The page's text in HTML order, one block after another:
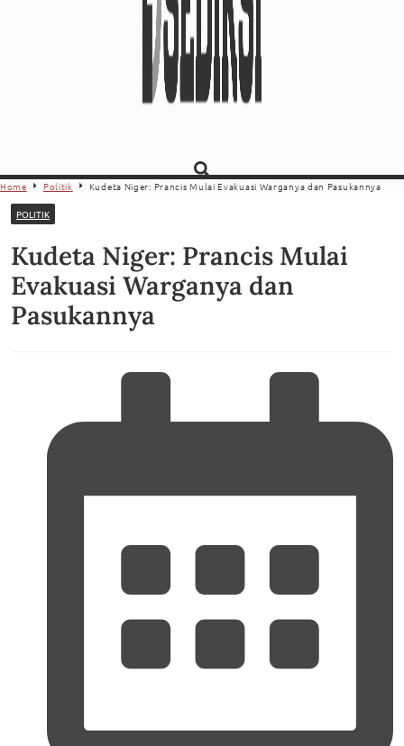
Home Politik Kudeta Niger: Prancis Mulai Evakuasi Warganya dan Pasukannya
POLITIK
Kudeta Niger: Prancis Mulai
Evakuasi Warganya dan
Pasukannya